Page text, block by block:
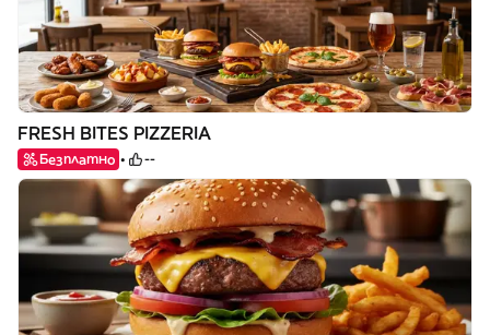
FRESH BITES PIZZERIA
Безплатно --